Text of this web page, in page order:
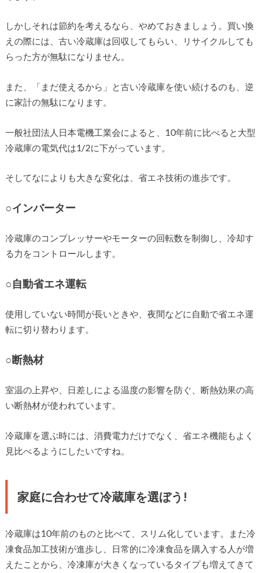
しかしそれは節約を考えるなら、やめておきましょう。買い換
えの際には、古い冷蔵庫は回収してもらい、リサイクルしても
らった方が無駄になりません。
また、「まだ使えるから」と古い冷蔵庫を使い続けるのも、逆
に家計の無駄になります。
一般社団法人日本電機工業会によると、10年前に比べると大型
冷蔵庫の電気代は1/2に下がっています。
そしてなによりも大きな変化は、省エネ技術の進歩です。
○インバーター
冷蔵庫のコンプレッサーやモーターの回転数を制御し、冷却す
る力をコントロールします。
○自動省エネ運転
使用していない時間が長いときや、夜間などに自動で省エネ運
転に切り替わります。
○断熱材
室温の上昇や、日差しによる温度の影響を防ぐ、断熱効果の高
い断熱材が使われています。
冷蔵庫を選ぶ時には、消費電力だけでなく、省エネ機能もよく
見比べるようにしたいですね。
家庭に合わせて冷蔵庫を選ぼう!
冷蔵庫は10年前のものと比べて、スリム化しています。また冷
凍食品加工技術が進歩し、日常的に冷凍食品を購入する人が増
えたことから、冷凍庫が大きくなっているタイプも増えてきて